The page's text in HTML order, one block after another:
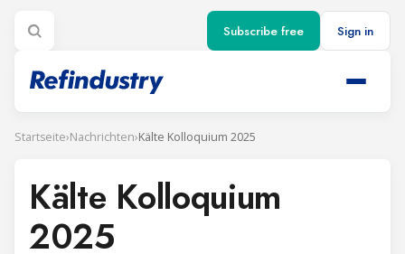
Subscribe free Sign in
Startseite›Nachrichten›Kälte Kolloquium 2025
Kälte Kolloquium
2025